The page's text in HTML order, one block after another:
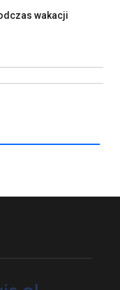
wakacji